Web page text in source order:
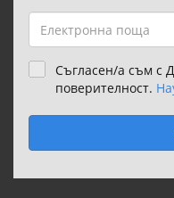
Съгласен/а съм с
поверителност.